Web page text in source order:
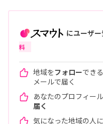
にユーザ
料
地域をフォローでき
メールで届く
あなたのプロフィー
届く
気になった地域の人に